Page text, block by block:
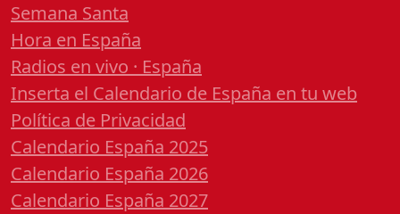
Semana Santa
Hora en España
Radios en vivo · España
Inserta el Calendario de España en tu web
Política de Privacidad
Calendario España 2025
Calendario España 2026
Calendario España 2027